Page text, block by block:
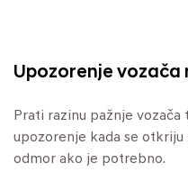
Upozorenje vozača
Prati razinu pažnje vozača
upozorenje kada se
odmor ako je potrebno.